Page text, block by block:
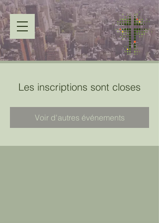
Les inscriptions sont closes
Voir d'autres événements